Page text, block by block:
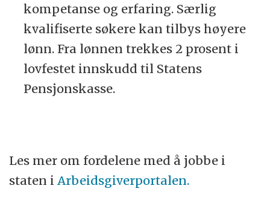
kompetanse og erfaring. Særlig
kvalifiserte søkere kan tilbys høyere
lønn. Fra lønnen trekkes 2 prosent i
lovfestet innskudd til Statens
Pensjonskasse.
Les mer om fordelene med å jobbe i
staten i Arbeidsgiverportalen.